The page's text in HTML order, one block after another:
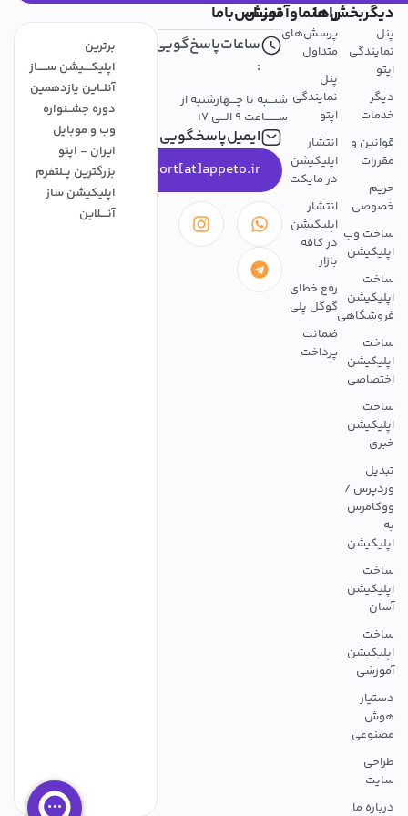
دیگربخش‌ها
پنل
نمایندگی
اپتو
دیگر
خدمات
قوانین و
مقررات
حریم
خصوصی
ساخت وب
اپلیکیشن
ساخت
اپلیکیشن
فروشگاهی
ساخت
اپلیکیشن
اختصاصی
ساخت
اپلیکیشن
خبری
تبدیل
وردپرس /
ووکامرس
به
اپلیکیشن
ساخت
اپلیکیشن
آسان
ساخت
اپلیکیشن
آموزشی
دستیار
هوش
مصنوعی
طراحی
سایت
درباره ما
راهنماوآموزش
پرسش‌های
متداول
پنل
نمایندگی
اپتو
انتشار
اپلیکیشن
در مایکت
انتشار
اپلیکیشن
در کافه
بازار
رفع خطای
گوگل پلی
ضمانت
پرداخت
تمــــاس‌باما
ساعات‌پاسخ‌گویی
:
شنـــبه تا چـــهارشنبه از
ســـــــاعت 9 الـــی 17
ایمیل‌پاسخگویی
support[at]appeto.ir
برترین
اپلیکــــیشن ســـــاز
آنلــاین یازدهمین
دوره جشــنواره
وب و موبایل
ایران - اپتو
بزرگترین پــلتفرم
اپلیکیشن ساز
آنــــلاین